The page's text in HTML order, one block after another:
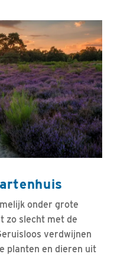
onder grote
zo slecht met de
verdwijnen
planten en dieren uit